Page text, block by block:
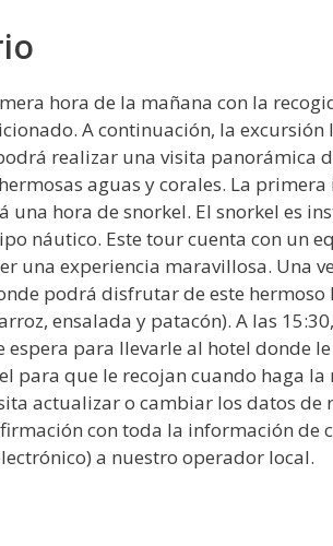
hora de la mañana con la
A continuación, la excursión
realizar una visita panorámica
aguas y corales. La
una hora de snorkel. El snorkel es
náutico. Este tour cuenta con un
una experiencia maravillosa. Una
podrá disfrutar de este
ensalada y patacón). A las
espera para llevarle al hotel donde
para que le recojan cuando haga la
actualizar o cambiar los datos de
con toda la información de
a nuestro operador local.